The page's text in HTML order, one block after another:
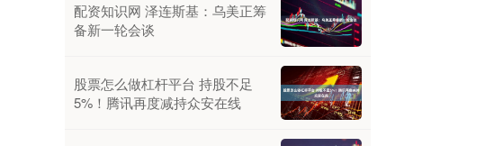
配资知识网 泽连斯基：乌美正筹
备新一轮会谈
股票怎么做杠杆平台 持股不足
5%！腾讯再度减持众安在线